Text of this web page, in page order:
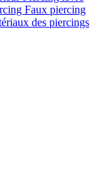
Faux piercing
des piercings